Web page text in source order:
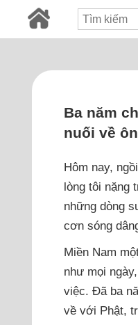
Ba năm
nuối về
Hôm nay,
lòng tôi nặng
những dòng
cơn sóng
Miền Nam
như mọi
việc. Đã ba
về với Phật,